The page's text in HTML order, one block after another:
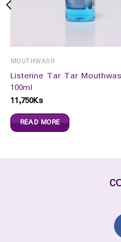
MOUTHWASH
Listerine Tar Tar
100ml
11,750Ks
READ MORE